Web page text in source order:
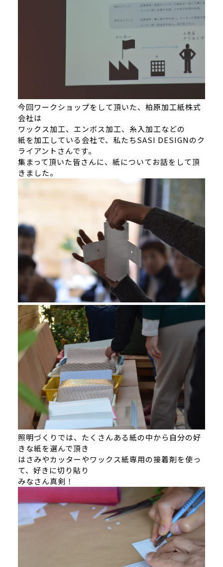
今回ワークショップをして頂いた、 柏原加工紙株式
会社は
ワックス加工、エンボス加工、糸入加工などの
紙を加工している会社で、私たちSASI DESIGNのク
ライアントさんです。
集まって頂いた皆さんに、紙についてお話をして頂
きました。
照明づくりでは、たくさんある紙の中から自分の好
きな紙を選んで頂き
はさみやカッターやワックス紙専用の接着剤を使っ
て、好きに切り貼り
みなさん真剣！